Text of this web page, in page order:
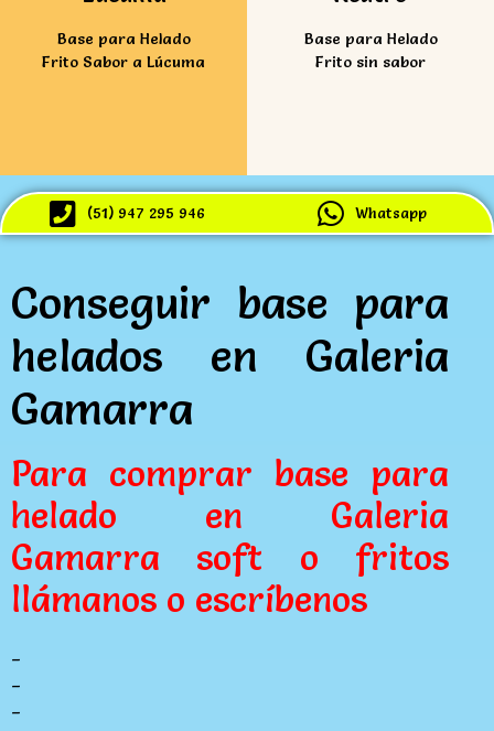
Base para Helado
Frito Sabor a Lúcuma
Base para Helado
Frito sin sabor
(51) 947 295 946 Whatsapp
Conseguir base para
helados en Galeria
Gamarra
Para comprar base para
helado en Galeria
Gamarra soft o fritos
llámanos o escríbenos